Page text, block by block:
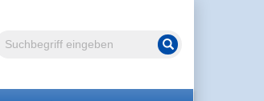
Volltextsuche Suche starten